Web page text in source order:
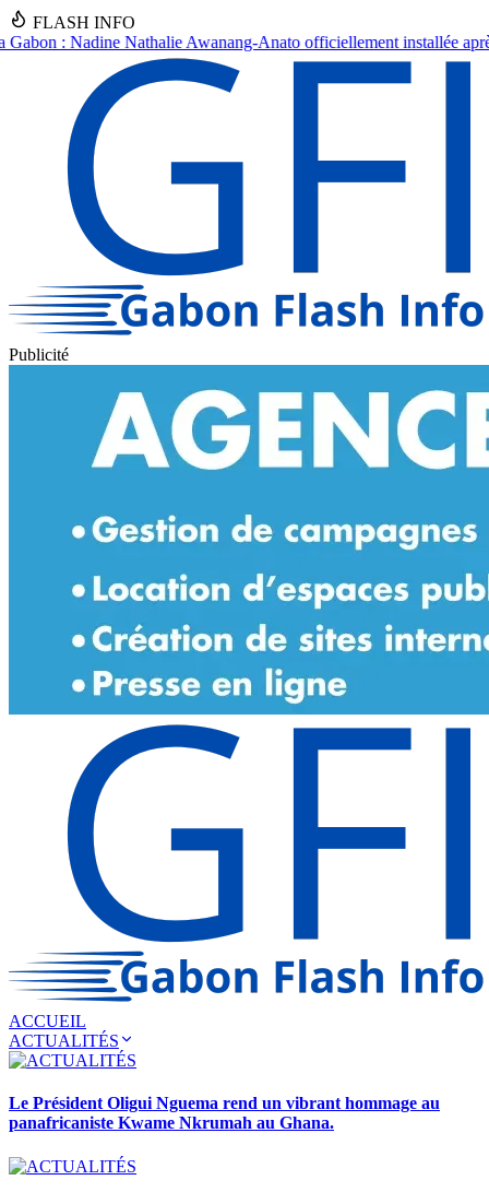
FLASH INFO
Anato officiellement installée après un an d'intérim●Drame à
Publicité
ACCUEIL
ACTUALITÉS
Le Président Oligui Nguema rend un vibrant hommage au
panafricaniste Kwame Nkrumah au Ghana.